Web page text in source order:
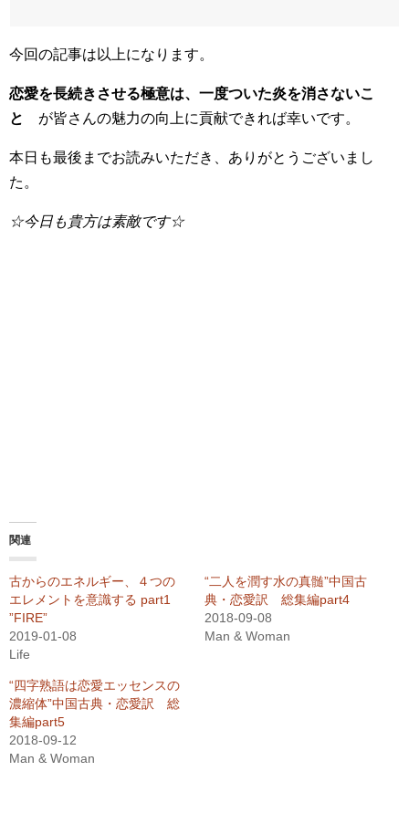
今回の記事は以上になります。
恋愛を長続きさせる極意は、一度ついた炎を消さないこ
と
が皆さんの魅力の向上に貢献できれば幸いです。
本日も最後までお読みいただき、ありがとうございまし
た。
☆今日も貴方は素敵です☆
関連
古からのエネルギー、４つの
エレメントを意識する part1
”FIRE”
2019-01-08
Life
“二人を潤す水の真髄”中国古
典・恋愛訳 総集編part4
2018-09-08
Man & Woman
“四字熟語は恋愛エッセンスの
濃縮体”中国古典・恋愛訳 総
集編part5
2018-09-12
Man & Woman